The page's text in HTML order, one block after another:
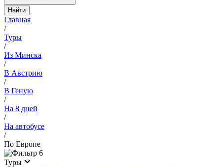
Найти
Главная
/
Туры
/
Из Минска
/
В Австрию
/
В Геную
/
На 8 дней
/
На автобусе
/
По Европе
6
Туры